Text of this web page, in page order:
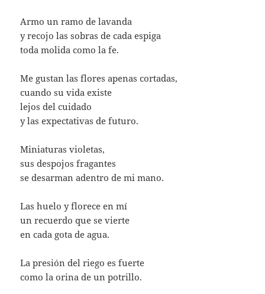
Armo un ramo de lavanda
y recojo las sobras de cada espiga
toda molida como la fe.
Me gustan las flores apenas cortadas,
cuando su vida existe
lejos del cuidado
y las expectativas de futuro.
Miniaturas violetas,
sus despojos fragantes
se desarman adentro de mi mano.
Las huelo y florece en mí
un recuerdo que se vierte
en cada gota de agua.
La presión del riego es fuerte
como la orina de un potrillo.